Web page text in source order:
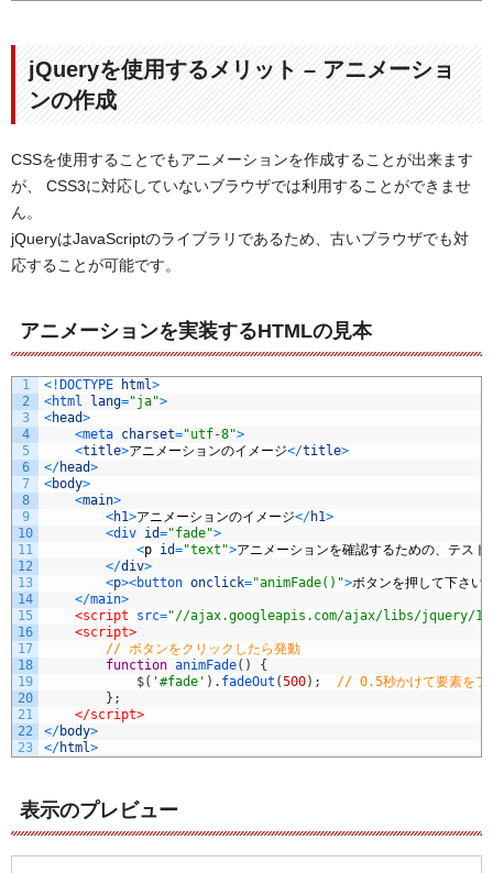
jQueryを使用するメリット – アニメーショ
ンの作成
CSSを使用することでもアニメーションを作成することが出来ます
が、 CSS3に対応していないブラウザでは利用することができませ
ん。
jQueryはJavaScriptのライブラリであるため、古いブラウザでも対
応することが可能です。
アニメーションを実装するHTMLの見本
1
2
3
4
5
6
7
8
9
10
11
12
13
14
15
16
17
18
19
20
21
22
23
< !DOCTYPE html>
<html lang="ja">
<head>
<meta charset="utf-8">
<title>アニメーションのイメージ</title>
</head>
<body>
<main>
<h1>アニメーションのイメージ</h1>
<div id="fade">
<p id="text">アニメーションを確認するための、テスト
</div>
<p><button onclick="animFade()">ボタンを押して下さい
</main>
<script src="//ajax.googleapis.com/ajax/libs/jquery/
<script>
// ボタンをクリックしたら発動
function animFade( )
{
$( '#fade' ) . fadeOut (500) ;
// 0.5秒かけて要素を
} ;
</script>
</body>
</html>
表示のプレビュー